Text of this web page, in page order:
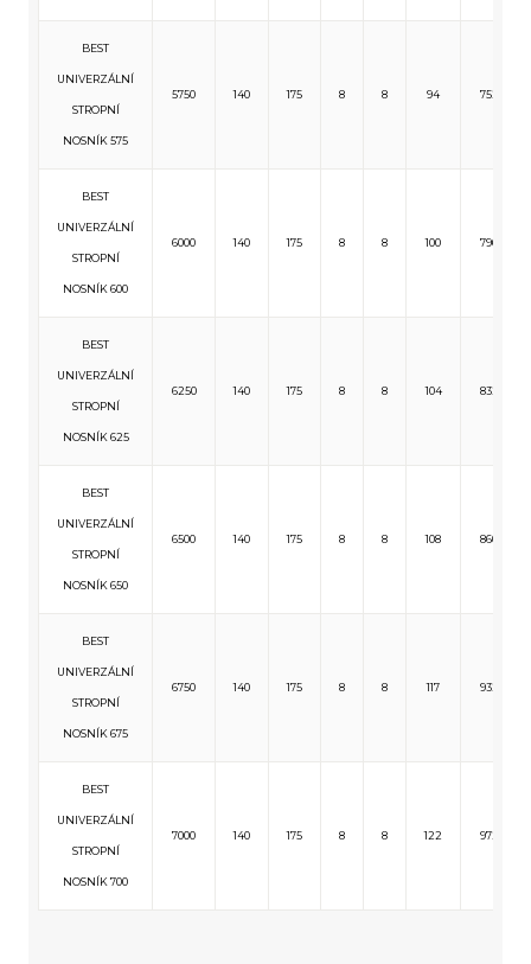
BEST
UNIVERZÁLNÍ
STROPNÍ
NOSNÍK 575
5750 140 175 8 8 94 752
BEST
UNIVERZÁLNÍ
STROPNÍ
NOSNÍK 600
6000 140 175 8 8 100 796
BEST
UNIVERZÁLNÍ
STROPNÍ
NOSNÍK 625
6250 140 175 8 8 104 832
BEST
UNIVERZÁLNÍ
STROPNÍ
NOSNÍK 650
6500 140 175 8 8 108 860
BEST
UNIVERZÁLNÍ
STROPNÍ
NOSNÍK 675
6750 140 175 8 8 117 932
BEST
UNIVERZÁLNÍ
STROPNÍ
NOSNÍK 700
7000 140 175 8 8 122 972